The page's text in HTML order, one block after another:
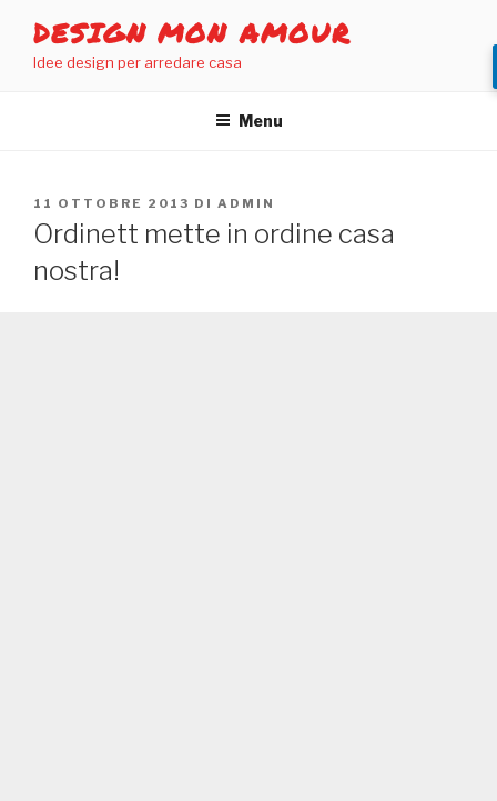
contenuto
DESIGN MON AMOUR
Idee design per arredare casa
Menu
PUBBLICATO
IL
11 OTTOBRE 2013 DI ADMIN
Ordinett mette in ordine casa
nostra!